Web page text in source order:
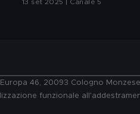
13 set 2025 | Canale 5
46, 20093 Cologno
funzionale